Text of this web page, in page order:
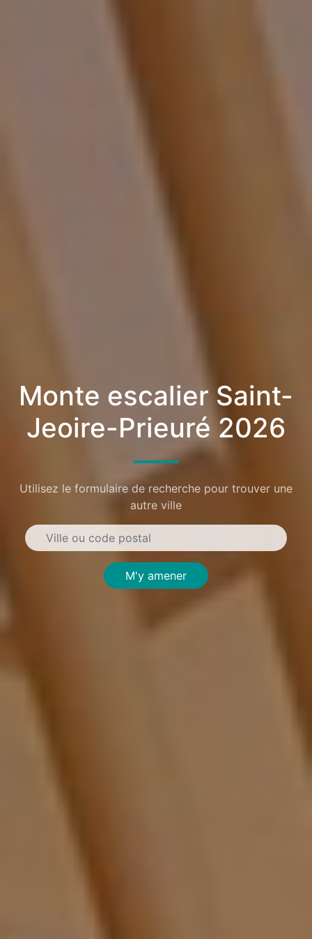
Monte escalier Saint-
Jeoire-Prieuré 2026
Utilisez le formulaire de recherche pour trouver une
autre ville
M'y amener